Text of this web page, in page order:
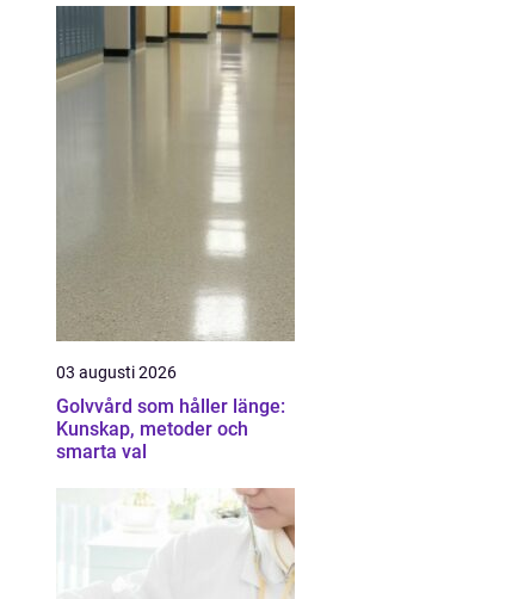
03 augusti 2026
Golvvård som håller länge:
Kunskap, metoder och
smarta val